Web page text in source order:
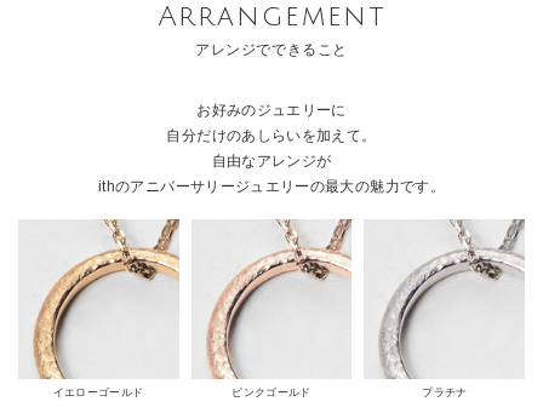
Arrangement
アレンジでできること
お好みのジュエリーに
自分だけのあしらいを加えて。
自由なアレンジが
ithのアニバーサリージュエリーの最大の魅力です。
イエローゴールド ピンクゴールド プラチナ